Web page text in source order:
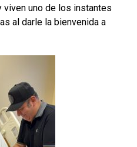
viven uno de los instantes
al darle la bienvenida a